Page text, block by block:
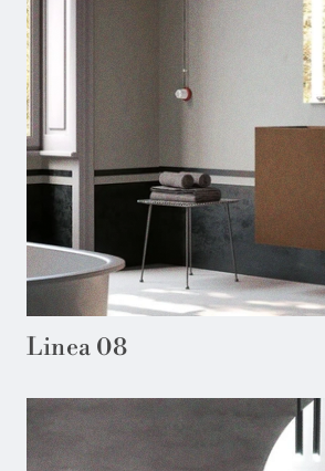
Linea 08